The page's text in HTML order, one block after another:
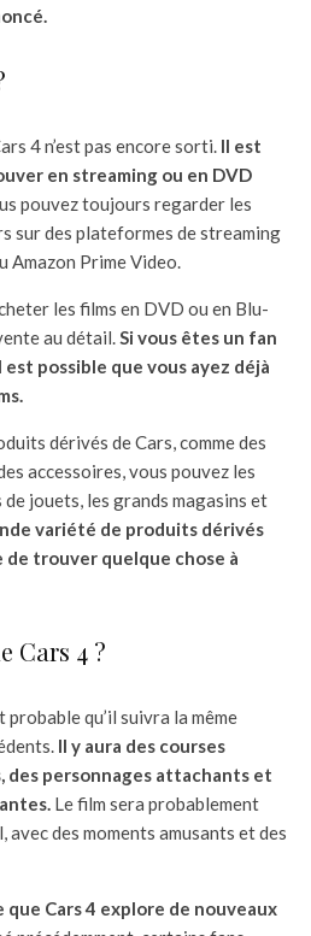
4 n’est pas encore sorti. Il est
en streaming ou en DVD
pouvez toujours regarder les
sur des plateformes de streaming
Amazon Prime Video.
les films en DVD ou en Blu-
au détail.Si vous êtes un fan
possible que vous ayez déjà
dérivés de Cars, comme des
accessoires, vous pouvez les
jouets, les grands magasins et
variété de produits dérivés
de trouver quelque chose à
Cars 4 ?
qu’il suivra la même
Il y aura des courses
des personnages attachants et
Le film sera probablement
des moments amusants et des
Cars 4 explore de nouveaux